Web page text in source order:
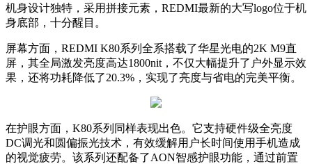
机身设计独特，采用拼接元素，REDMI最新的大写logo位于机
身底部，十分醒目。
屏幕方面，REDMI K80系列全系搭载了华星光电的2K M9直
屏，其全局激发亮度高达1800nit，不仅大幅提升了户外显示效
果，还将功耗降低了20.3%，实现了亮度与省电的完美平衡。
在护眼方面，K80系列同样表现出色。它支持硬件级全亮度
DC调光和圆偏振光技术，有效缓解用户长时间使用手机造成
的视觉疲劳。该系列还配备了AON智感护眼功能，通过前置